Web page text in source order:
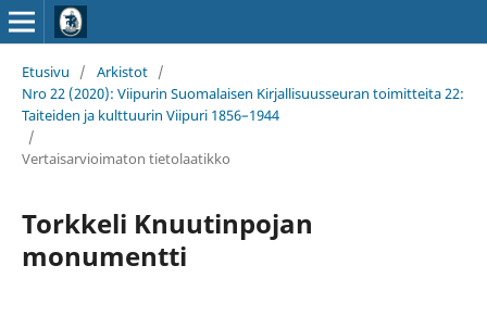
Etusivu / Arkistot /
Nro 22 (2020): Viipurin Suomalaisen Kirjallisuusseuran toimitteita 22:
Taiteiden ja kulttuurin Viipuri 1856–1944
/
Vertaisarvioimaton tietolaatikko
Torkkeli Knuutinpojan
monumentti